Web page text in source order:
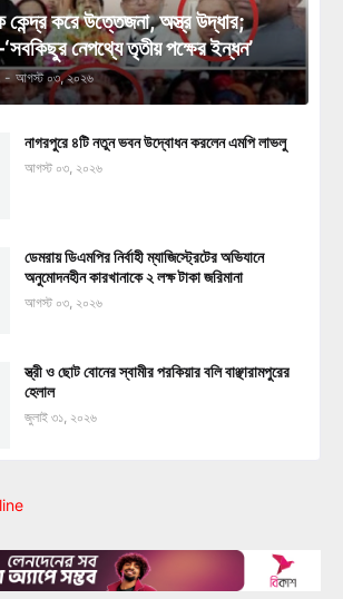
করে উত্তেজনা, অস্ত্র উদ্ধার;
নেপথ্যে তৃতীয় পক্ষের ইন্ধন’
- আগস্ট ০৩, ২০২৬
নাগরপুরে ৪টি নতুন ভবন উদ্বোধন করলেন এমপি লাভলু
আগস্ট ০৩, ২০২৬
ডেমরায় ডিএমপির নির্বাহী ম্যাজিস্ট্রেটের অভিযানে
অনুমোদনহীন কারখানাকে ২ লক্ষ টাকা জরিমানা
আগস্ট ০৩, ২০২৬
স্ত্রী ও ছোট বোনের স্বামীর পরকিয়ার বলি বাঞ্ছারামপুরের
হেলাল
জুলাই ৩১, ২০২৬